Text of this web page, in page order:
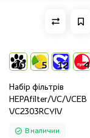
10 5 12 4
Набір фільтрів
HEPAfilter/VC/VCEB
VC2303RCYIV
В наличии